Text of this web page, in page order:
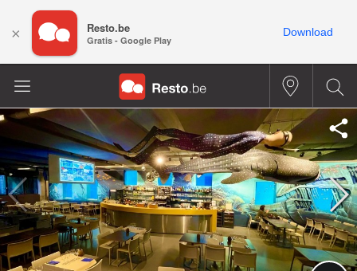
× Resto.be
Gratis - Google Play
Download